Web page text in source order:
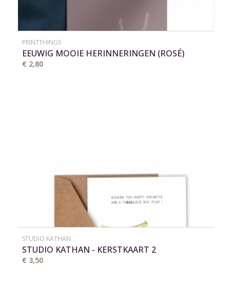
PRINTTHINGS
EEUWIG MOOIE HERINNERINGEN (ROSÉ)
€ 2,80
STUDIO KATHAN
STUDIO KATHAN - KERSTKAART 2
€ 3,50